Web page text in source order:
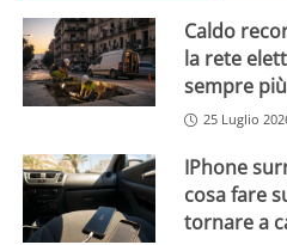
Caldo
la rete
sempre
25 Luglio
IPhone
cosa fare
tornare a